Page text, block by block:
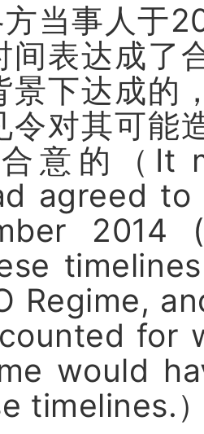
当事人于
间表达成了
景下达成的
令对其可能
意的（ It
agreed
Regime,
for
would
timelines.